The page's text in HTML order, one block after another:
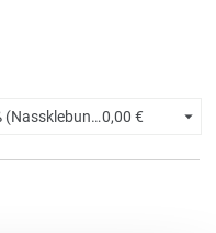
Standard-Kartenkuvert, Weiß (Nassklebung) +0,00 €